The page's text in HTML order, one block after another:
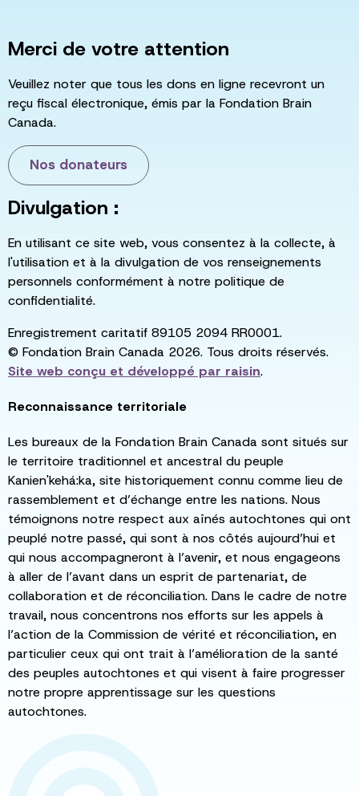
Merci de votre attention
Veuillez noter que tous les dons en ligne recevront un
reçu fiscal électronique, émis par la Fondation Brain
Canada.
Nos donateurs
Divulgation :
En utilisant ce site web, vous consentez à la collecte, à
l'utilisation et à la divulgation de vos renseignements
personnels conformément à notre politique de
confidentialité.
Enregistrement caritatif 89105 2094 RR0001.
© Fondation Brain Canada 2026. Tous droits réservés.
Site web conçu et développé par raisin.
Reconnaissance territoriale
Les bureaux de la Fondation Brain Canada sont situés sur
le territoire traditionnel et ancestral du peuple
Kanien'kehá:ka, site historiquement connu comme lieu de
rassemblement et d’échange entre les nations. Nous
témoignons notre respect aux aînés autochtones qui ont
peuplé notre passé, qui sont à nos côtés aujourd’hui et
qui nous accompagneront à l’avenir, et nous engageons
à aller de l’avant dans un esprit de partenariat, de
collaboration et de réconciliation. Dans le cadre de notre
travail, nous concentrons nos efforts sur les appels à
l’action de la Commission de vérité et réconciliation, en
particulier ceux qui ont trait à l’amélioration de la santé
des peuples autochtones et qui visent à faire progresser
notre propre apprentissage sur les questions
autochtones.